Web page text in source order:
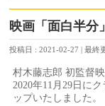
映画「面白半分
投稿日 : 2021-02-27 最終
村木藤志郎 初監督
2020年11月29日に
ップいたしました。